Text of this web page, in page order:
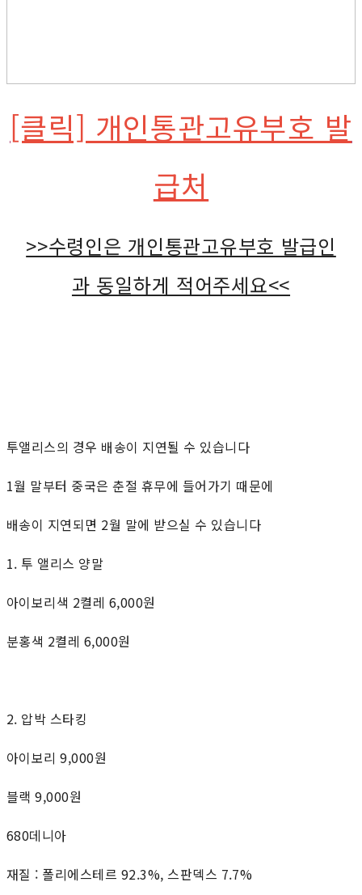
[클릭] 개인통관고유부호 발
급처
>>수령인은 개인통관고유부호 발급인
과 동일하게 적어주세요<<
투앨리스의 경우 배송이 지연될 수 있습니다
1월 말부터 중국은 춘절 휴무에 들어가기 때문에
배송이 지연되면 2월 말에 받으실 수 있습니다
1. 투 앨리스 양말
아이보리색 2켤레 6,000원
분홍색 2켤레 6,000원
2. 압박 스타킹
아이보리 9,000원
블랙 9,000원
680데니아
재질 : 폴리에스테르 92.3%, 스판덱스 7.7%